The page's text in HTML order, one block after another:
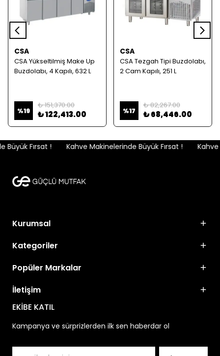
CSA
CSA Yükseltilmiş Make Up
Buzdolabı, 4 Kapılı, 632 L
%19
₺ 151,370.00
₺ 122,413.00
CSA
CSA Tezgah Tipi Buzdolabı,
2 Cam Kapılı, 251 L
%17
₺ 82,267.00
₺ 68,446.00
Fırsat ! Kahve Makinelerinde Büyük Fırsat ! Kahve
Kurumsal
Kategoriler
Popüler Markalar
İletişim
EKİBE KATIL
Kampanya ve sürprizlerden ilk sen haberdar ol